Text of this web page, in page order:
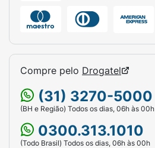
Compre pelo Drogatel
(31) 3270-5000
(BH e Região) Todos os dias, 06h às 00h
0300.313.1010
(Todo Brasil) Todos os dias, 06h às 00h